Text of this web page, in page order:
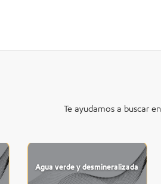
Te ayudamos a buscar en
Agua verde y desmineralizada